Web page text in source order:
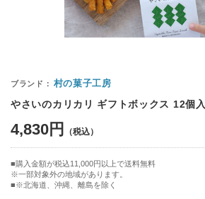
村の菓子工房
やさいのカリカリ ギフトボックス 12個入
4,830円
購入金額が税込11,000円以上で送料無料
※一部対象外の地域があります。
※北海道、沖縄、離島を除く